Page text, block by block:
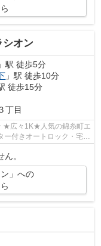
オン
」駅 徒歩5分
」駅 徒歩10分
徒歩15分
丁目
★広々1K★人気の錦糸町エ
付きオートロック・宅配
。
」への